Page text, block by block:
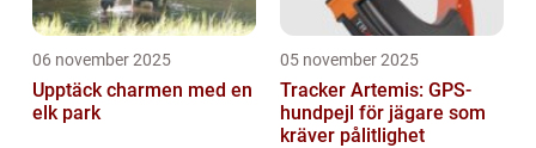
06 november 2025
Upptäck charmen med en
elk park
05 november 2025
Tracker Artemis: GPS-
hundpejl för jägare som
kräver pålitlighet